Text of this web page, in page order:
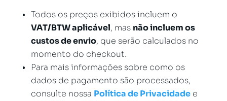
Todos os preços exibidos incluem o
VAT/BTW aplicável, mas não incluem os
custos de envio, que serão calculados no
momento do checkout.
Para mais informações sobre como os
dados de pagamento são processados,
consulte nossa Política de Privacidadee